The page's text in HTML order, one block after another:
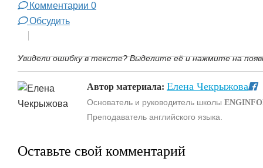
Комментарии 0
Обсудить
Увидели ошибку в тексте? Выделите её и нажмите на
Автор материала: Елена Чекрыжова
Основатель и руководитель школы
Преподаватель английского языка.
Оставьте свой комментарий